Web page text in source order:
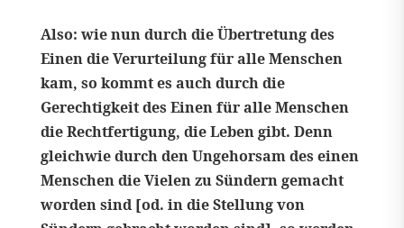
Also: wie nun durch die Übertretung des
Einen die Verurteilung für alle Menschen
kam, so kommt es auch durch die
Gerechtigkeit des Einen für alle Menschen
die Rechtfertigung, die Leben gibt. Denn
gleichwie durch den Ungehorsam des einen
Menschen die Vielen zu Sündern gemacht
worden sind [od. in die Stellung von